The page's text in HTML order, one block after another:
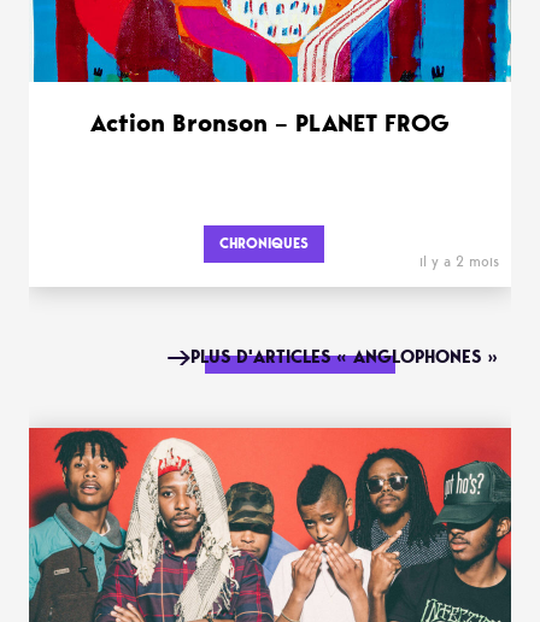
Action Bronson – PLANET FROG
CHRONIQUES
il y a 2 mois
PLUS D'ARTICLES « ANGLOPHONES »